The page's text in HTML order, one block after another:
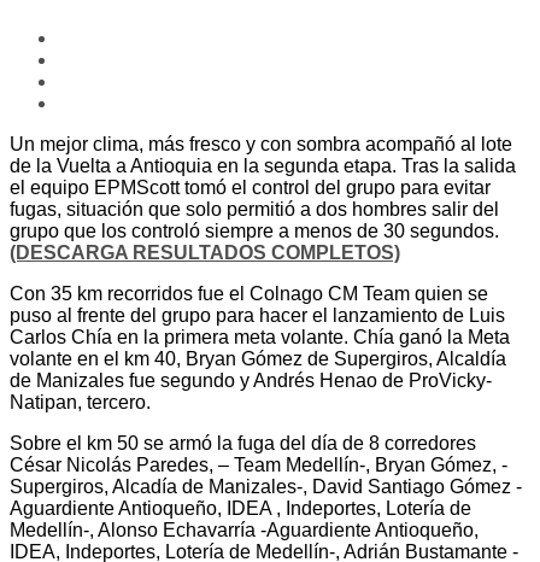
Un mejor clima, más fresco y con sombra acompañó al lote
de la Vuelta a Antioquia en la segunda etapa. Tras la salida
el equipo EPMScott tomó el control del grupo para evitar
fugas, situación que solo permitió a dos hombres salir del
grupo que los controló siempre a menos de 30 segundos.
(DESCARGA RESULTADOS COMPLETOS)
Con 35 km recorridos fue el Colnago CM Team quien se
puso al frente del grupo para hacer el lanzamiento de Luis
Carlos Chía en la primera meta volante. Chía ganó la Meta
volante en el km 40, Bryan Gómez de Supergiros, Alcaldía
de Manizales fue segundo y Andrés Henao de ProVicky-
Natipan, tercero.
Sobre el km 50 se armó la fuga del día de 8 corredores
César Nicolás Paredes, – Team Medellín-, Bryan Gómez, -
Supergiros, Alcadía de Manizales-, David Santiago Gómez -
Aguardiente Antioqueño, IDEA , Indeportes, Lotería de
Medellín-, Alonso Echavarría -Aguardiente Antioqueño,
IDEA, Indeportes, Lotería de Medellín-, Adrián Bustamante -